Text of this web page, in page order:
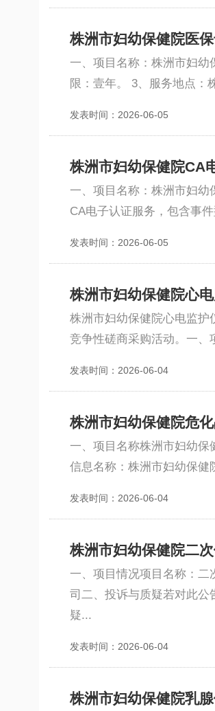
株洲市妇幼保健院医
一、项目名称：株洲市妇幼
限：壹年。 3、服务地点：
发表时间：2026-06-05
株洲市妇幼保健院CA
一、项目名称：株洲市妇幼
CA电子认证服务，包含事
发表时间：2026-06-05
株洲市妇幼保健院心
株洲市妇幼保健院心电监护
竞争性磋商采购活动。一、
发表时间：2026-06-04
株洲市妇幼保健院危
一、项目名称株洲市妇幼保
信息名称：株洲市妇幼保健
发表时间：2026-06-04
株洲市妇幼保健院二
一、项目情况项目名称：二
司二、投诉与质疑若对此公
疑...
发表时间：2026-06-04
株洲市妇幼保健院乳